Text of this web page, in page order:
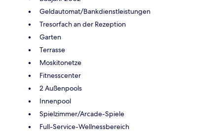
Geldautomat/Bankdienstleistungen
Tresorfach an der Rezeption
Garten
Terrasse
Moskitonetze
Fitnesscenter
2 Außenpools
Innenpool
Spielzimmer/Arcade-Spiele
Full-Service-Wellnessbereich